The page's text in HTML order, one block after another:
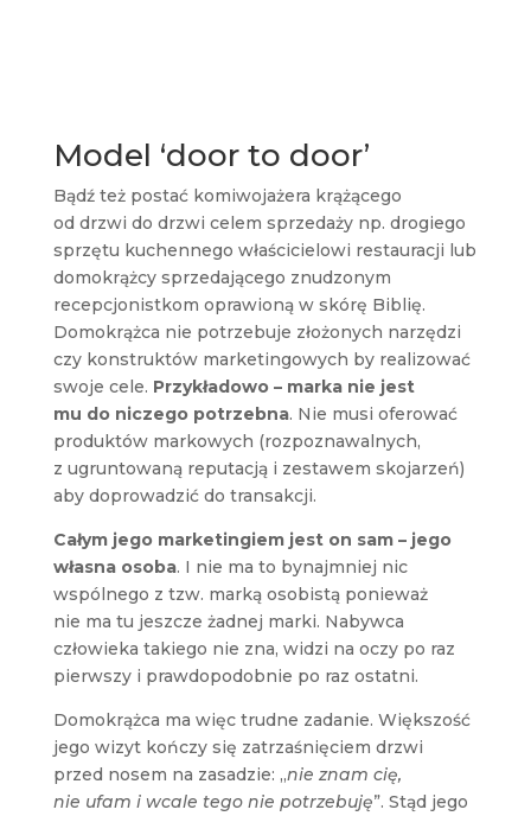
Model ‘door to door’
Bądź też postać komiwojażera krążącego
od drzwi do drzwi celem sprzedaży np. drogiego
sprzętu kuchennego właścicielowi restauracji lub
domokrążcy sprzedającego znudzonym
recepcjonistkom oprawioną w skórę Biblię.
Domokrążca nie potrzebuje złożonych narzędzi
czy konstruktów marketingowych by realizować
swoje cele. Przykładowo – marka nie jest
mu do niczego potrzebna. Nie musi oferować
produktów markowych (rozpoznawalnych,
z ugruntowaną reputacją i zestawem skojarzeń)
aby doprowadzić do transakcji.
Całym jego marketingiem jest on sam – jego
własna osoba. I nie ma to bynajmniej nic
wspólnego z tzw. marką osobistą ponieważ
nie ma tu jeszcze żadnej marki. Nabywca
człowieka takiego nie zna, widzi na oczy po raz
pierwszy i prawdopodobnie po raz ostatni.
Domokrążca ma więc trudne zadanie. Większość
jego wizyt kończy się zatrzaśnięciem drzwi
przed nosem na zasadzie: „nie znam cię,
nie ufam i wcale tego nie potrzebuję”. Stąd jego